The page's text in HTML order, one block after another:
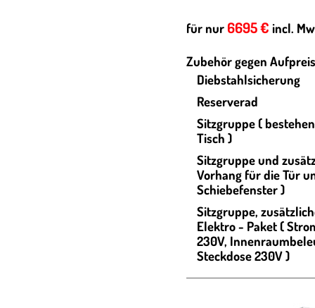
für nur 6695 € incl.
Zubehör gegen
Diebstahlsicherung
Reserverad
Sitzgruppe (
Tisch )
Sitzgruppe und
Vorhang für die Tür
Schiebefenster )
Sitzgruppe,
Elektro - Paket (
230V,
Steckdose 230V )